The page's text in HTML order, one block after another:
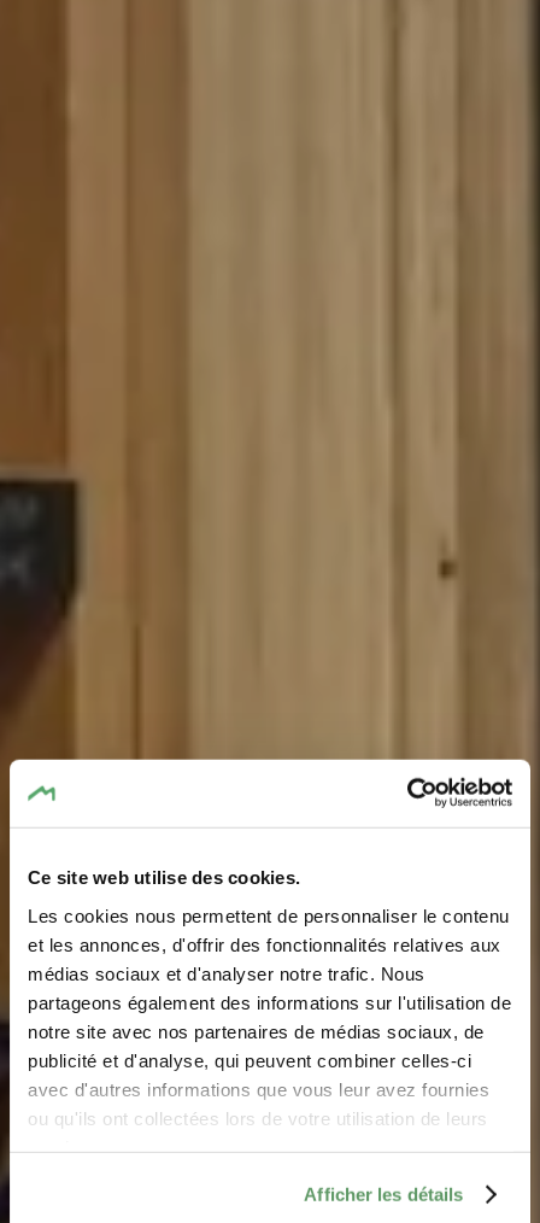
Ce site web utilise des cookies.
Les cookies nous permettent de personnaliser le contenu
et les annonces, d'offrir des fonctionnalités relatives aux
médias sociaux et d'analyser notre trafic. Nous
partageons également des informations sur l'utilisation de
notre site avec nos partenaires de médias sociaux, de
publicité et d'analyse, qui peuvent combiner celles-ci
avec d'autres informations que vous leur avez fournies
ou qu'ils ont collectées lors de votre utilisation de leurs
Afficher les détails
Touristcenter
„Heringer Millen"
Wo? 1, rue des Moulins, L-6245 Mullerthal